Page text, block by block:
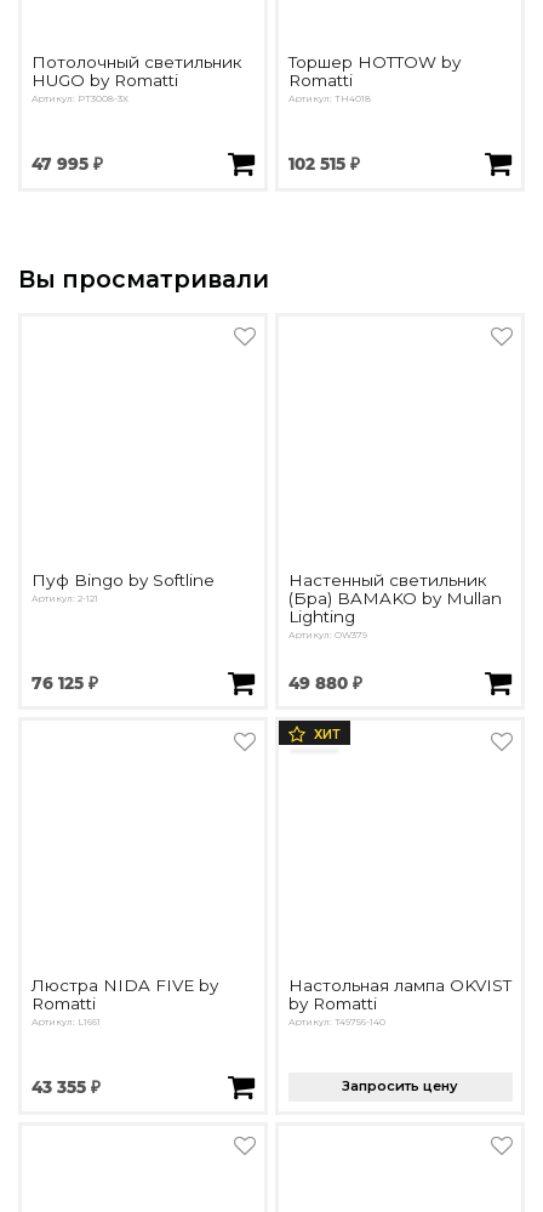
Потолочный светильник
HUGO by Romatti
Артикул: PT3008-3X
47 995 ₽
Торшер HOTTOW by
Romatti
Артикул: TH4018
102 515 ₽
Вы просматривали
Пуф Bingo by Softline
Артикул: 2-121
76 125 ₽
Настенный светильник
(Бра) BAMAKO by Mullan
Lighting
Артикул: OW379
49 880 ₽
Люстра NIDA FIVE by
Romatti
Артикул: L1661
43 355 ₽
ХИТ
Настольная лампа OKVIST
by Romatti
Артикул: T49756-140
Запросить цену